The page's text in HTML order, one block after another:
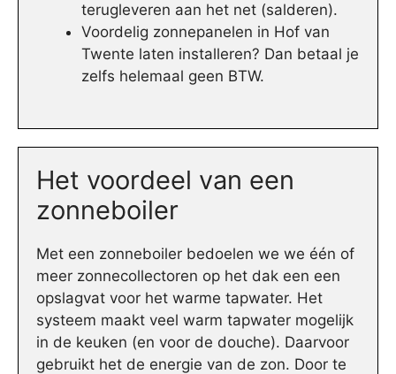
terugleveren aan het net (salderen).
Voordelig zonnepanelen in Hof van
Twente laten installeren? Dan betaal je
zelfs helemaal geen BTW.
Het voordeel van een
zonneboiler
Met een zonneboiler bedoelen we we één of
meer zonnecollectoren op het dak een een
opslagvat voor het warme tapwater. Het
systeem maakt veel warm tapwater mogelijk
in de keuken (en voor de douche). Daarvoor
gebruikt het de energie van de zon. Door te